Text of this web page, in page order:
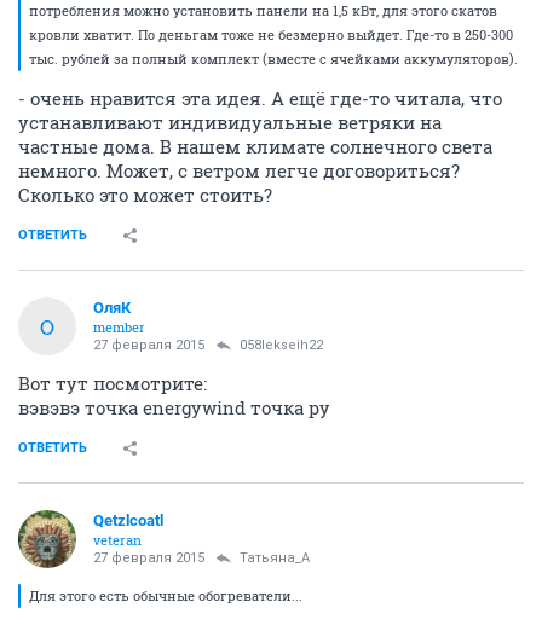
потребления можно установить панели на 1,5 кВт, для этого скатов
кровли хватит. По деньгам тоже не безмерно выйдет. Где-то в 250-300
тыс. рублей за полный комплект (вместе с ячейками аккумуляторов).
- очень нравится эта идея. А ещё где-то читала, что
устанавливают индивидуальные ветряки на
частные дома. В нашем климате солнечного света
немного. Может, с ветром легче договориться?
Сколько это может стоить?
ОТВЕТИТЬ
О
ОляК
member
27 февраля 2015 058lekseih22
Вот тут посмотрите:
вэвэвэ точка energywind точка ру
ОТВЕТИТЬ
Qetzlcoatl
veteran
27 февраля 2015 Татьяна_А
Для этого есть обычные обогреватели...